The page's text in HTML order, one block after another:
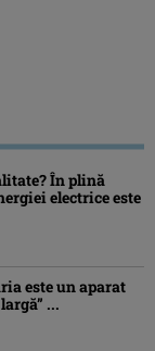
În plină
electrice este
este un aparat
...